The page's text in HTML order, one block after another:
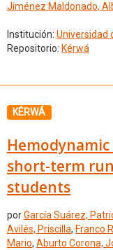
Jiménez Maldonado,
Institución: Universidad
Repositorio: Kérwá
KÉRWÁ
short-term
students
porGarcía Suárez,
Avilés, Priscilla, Franco
Mario, Aburto Corona,